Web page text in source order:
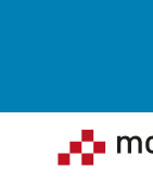
Direkt
zum